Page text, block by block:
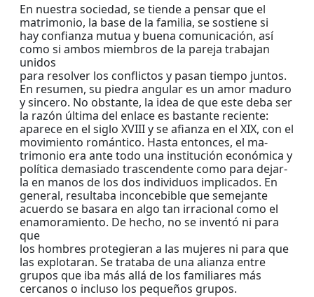
En nuestra sociedad, se tiende a pensar que el
matrimonio, la base de la familia, se sostiene si
hay confianza mutua y buena comunicación, así
como si ambos miembros de la pareja trabajan
unidos
para resolver los conflictos y pasan tiempo juntos.
En resumen, su piedra angular es un amor maduro
y sincero. No obstante, la idea de que este deba ser
la razón última del enlace es bastante reciente:
aparece en el siglo XVIII y se afianza en el XIX, con el
movimiento romántico. Hasta entonces, el ma-
trimonio era ante todo una institución económica y
política demasiado trascendente como para dejar-
la en manos de los dos individuos implicados. En
general, resultaba inconcebible que semejante
acuerdo se basara en algo tan irracional como el
enamoramiento. De hecho, no se inventó ni para
que
los hombres protegieran a las mujeres ni para que
las explotaran. Se trataba de una alianza entre
grupos que iba más allá de los familiares más
cercanos o incluso los pequeños grupos.